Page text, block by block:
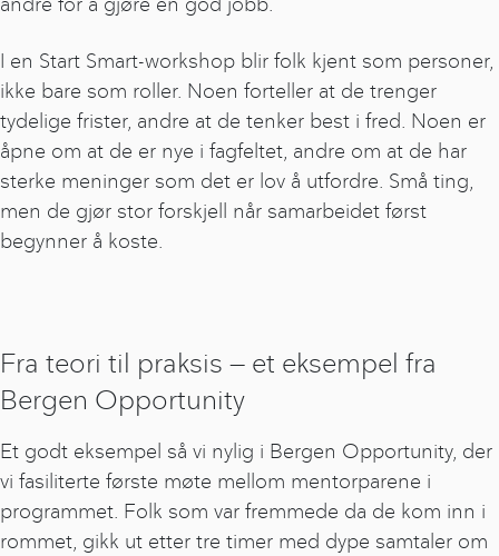
I en Start Smart-workshop blir folk kjent som personer,
ikke bare som roller. Noen forteller at de trenger
tydelige frister, andre at de tenker best i fred. Noen er
åpne om at de er nye i fagfeltet, andre om at de har
sterke meninger som det er lov å utfordre. Små ting,
men de gjør stor forskjell når samarbeidet først
begynner å koste.
Fra teori til praksis — et eksempel fra
Bergen Opportunity
Et godt eksempel så vi nylig i Bergen Opportunity, der
vi fasiliterte første møte mellom mentorparene i
programmet. Folk som var fremmede da de kom inn i
rommet, gikk ut etter tre timer med dype samtaler om